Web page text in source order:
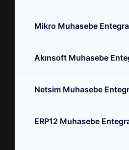
Mikro Muhasebe
Akınsoft Muhasebe
Netsim Muhasebe
ERP12 Muhasebe